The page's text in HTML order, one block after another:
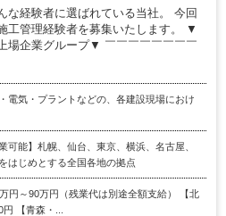
な経験者に選ばれている当社。 今回
工管理経験者を募集いたします。 ▼
場企業グループ▼ ￣￣￣￣￣￣￣￣
電気・プラントなどの、各建設現場におけ
可能】札幌、仙台、東京、横浜、名古屋、
はじめとする全国各地の拠点
円～90万円（残業代は別途全額支給） 【北
【青森・...